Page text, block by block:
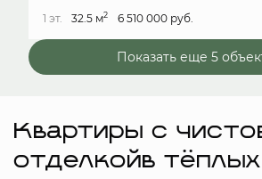
1 эт. 32.5 м2 6 510 000 руб.
Показать еще 5
Квартиры с
отделкойв тёплых